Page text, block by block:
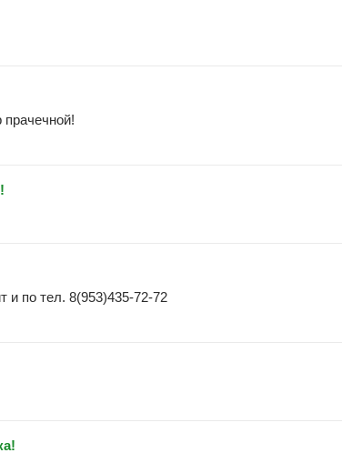
прачечной!
и по тел. 8(953)435-72-72